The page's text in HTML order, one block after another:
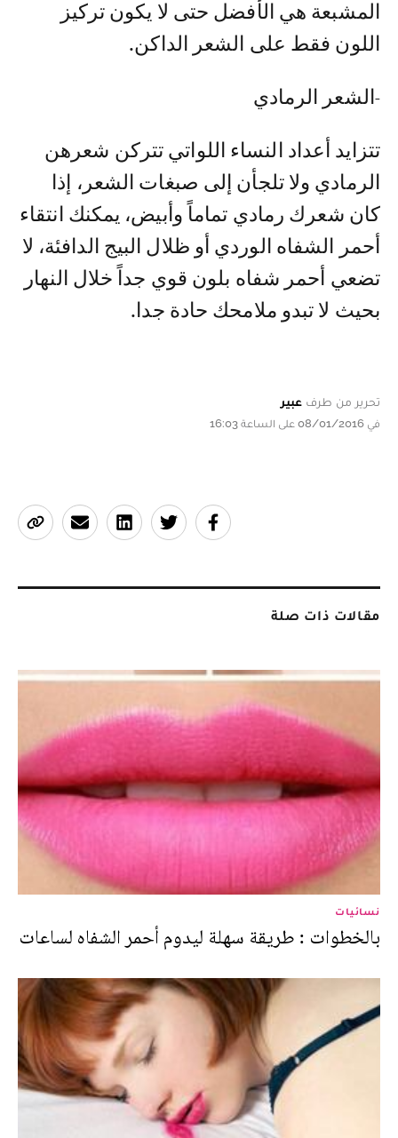
المشبعة هي الأفضل حتى لا يكون تركيز
اللون فقط على الشعر الداكن.
-الشعر الرمادي
تتزايد أعداد النساء اللواتي تتركن شعرهن
الرمادي ولا تلجأن إلى صبغات الشعر، إذا
كان شعرك رمادي تماماً وأبيض، يمكنك انتقاء
أحمر الشفاه الوردي أو ظلال البيج الدافئة، لا
تضعي أحمر شفاه بلون قوي جداً خلال النهار
بحيث لا تبدو ملامحك حادة جدا.
تحرير من طرف عبير
في 08/01/2016 على الساعة 16:03
مقالات ذات صلة
نسائيات
بالخطوات : طريقة سهلة ليدوم أحمر الشفاه لساعات